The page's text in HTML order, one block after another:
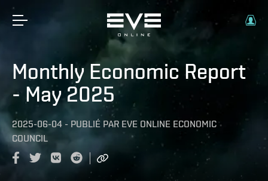
Monthly Economic Report
- May 2025
2025-06-04 - PUBLIÉ PAR EVE ONLINE ECONOMIC
COUNCIL